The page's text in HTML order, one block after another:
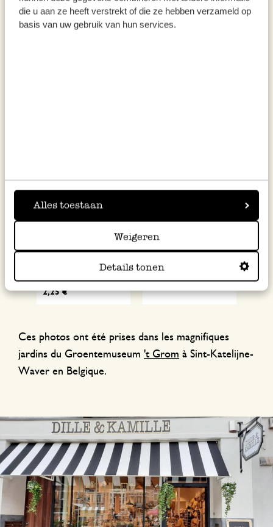
die u aan ze heeft verstrekt of die ze hebben verzameld op
basis van uw gebruik van hun services.
Alles toestaan
Weigeren
Details tonen
senteur (Lathyrus), 2 g
2,25 €
Pot de fleur, terre
2,95 €
Ces photos ont été prises dans les magnifiques
jardins du Groentemuseum 't Grom à Sint-Katelijne-
Waver en Belgique.